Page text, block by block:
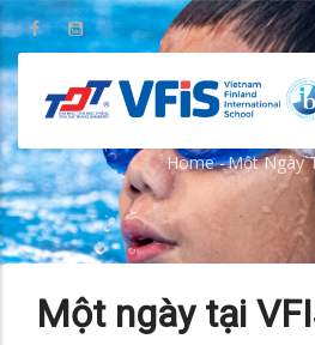
Skip
to
main
content
Một ngày tại
Home -Một Ngày
Một ngày tại